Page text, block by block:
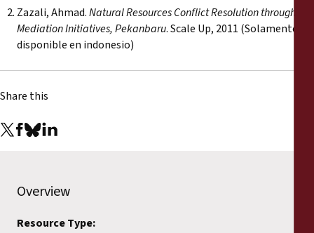
Zazali, Ahmad.Natural Resources Conflict Resolution through
Mediation Initiatives, Pekanbaru. Scale Up, 2011 (Solamente
disponible en indonesio)
Share this
Overview
Resource Type: